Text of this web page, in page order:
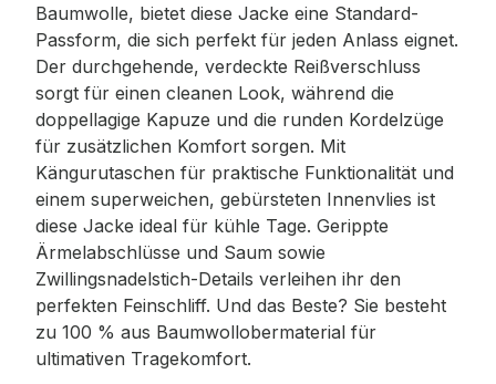
Baumwolle, bietet diese Jacke eine Standard-
Passform, die sich perfekt für jeden Anlass eignet.
Der durchgehende, verdeckte Reißverschluss
sorgt für einen cleanen Look, während die
doppellagige Kapuze und die runden Kordelzüge
für zusätzlichen Komfort sorgen. Mit
Kängurutaschen für praktische Funktionalität und
einem superweichen, gebürsteten Innenvlies ist
diese Jacke ideal für kühle Tage. Gerippte
Ärmelabschlüsse und Saum sowie
Zwillingsnadelstich-Details verleihen ihr den
perfekten Feinschliff. Und das Beste? Sie besteht
zu 100 % aus Baumwollobermaterial für
ultimativen Tragekomfort.